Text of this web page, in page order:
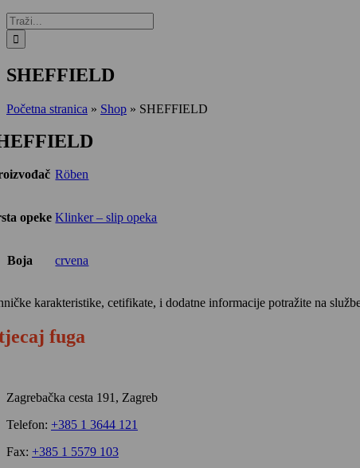
Traži...
SHEFFIELD
Početna stranica » Shop » SHEFFIELD
Röben
opeke Klinker – slip opeka
Boja crvena
karakteristike, cetifikate, i dodatne informacije potražite na
fuga
Zagrebačka cesta 191, Zagreb
Telefon: +385 1 3644 121
Fax: +385 1 5579 103